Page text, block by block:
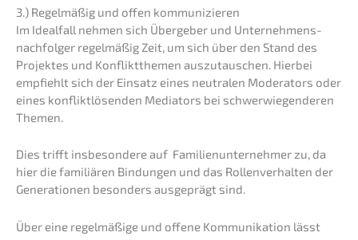
3.) Regel­mä­ßig und offen kommunizieren
Im Ideal­fall nehmen sich Überge­ber und Unter­neh­mens­
nach­fol­ger regel­mä­ßig Zeit, um sich über den Stand des
Projek­tes und Konflikt­the­men auszu­tau­schen. Hierbei
empfiehlt sich der Einsatz eines neutra­len Modera­tors oder
eines konflikt­lö­sen­den Media­tors bei schwer­wie­gen­de­ren
Themen.
Dies trifft insbe­son­de­re auf Famili­en­un­ter­neh­mer zu, da
hier die familiä­ren Bindun­gen und das Rollen­ver­hal­ten der
Genera­tio­nen beson­ders ausge­prägt sind.
Über eine regel­mä­ßi­ge und offene Kommu­ni­ka­ti­on lässt